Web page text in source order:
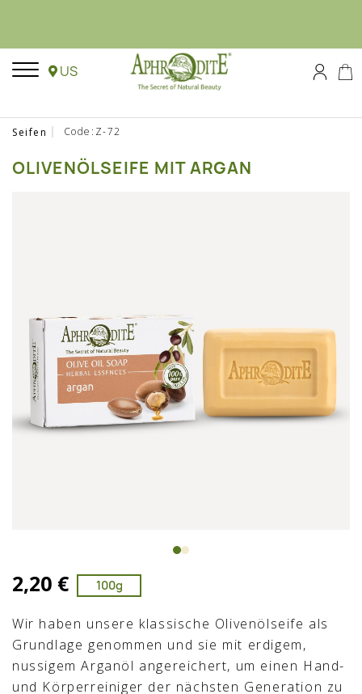
US
Seifen Code:Z-72
OLIVENÖLSEIFE MIT ARGAN
2,20 € 100g
Wir haben unsere klassische Olivenölseife als
Grundlage genommen und sie mit erdigem,
nussigem Arganöl angereichert, um einen Hand-
und Körperreiniger der nächsten Generation zu